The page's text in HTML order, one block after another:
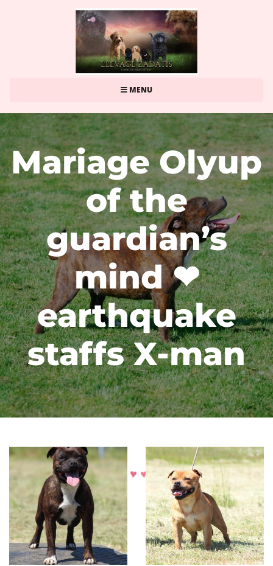
MENU
Mariage Olyup
of the
guardian’s
mind ❤
earthquake
staffs X-man
♥
♥
♥
♥
♥
♥